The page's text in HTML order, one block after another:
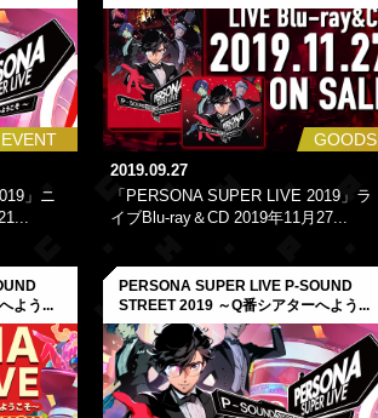
EVENT
」ニ
GOODS
2019.09.27
「PERSONA SUPER LIVE 2019」ラ
イブBlu-ray＆CD 2019年11月27...
よう...
PERSONA SUPER LIVE P-SOUND
STREET 2019 ～Q番シアターへよう...